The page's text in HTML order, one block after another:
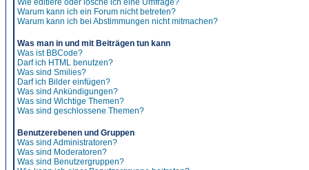
Wie editiere oder lösche ich eine Umfrage?
Warum kann ich ein Forum nicht betreten?
Warum kann ich bei Abstimmungen nicht mitmachen?
Was man in und mit Beiträgen tun kann
Was ist BBCode?
Darf ich HTML benutzen?
Was sind Smilies?
Darf ich Bilder einfügen?
Was sind Ankündigungen?
Was sind Wichtige Themen?
Was sind geschlossene Themen?
Benutzerebenen und Gruppen
Was sind Administratoren?
Was sind Moderatoren?
Was sind Benutzergruppen?